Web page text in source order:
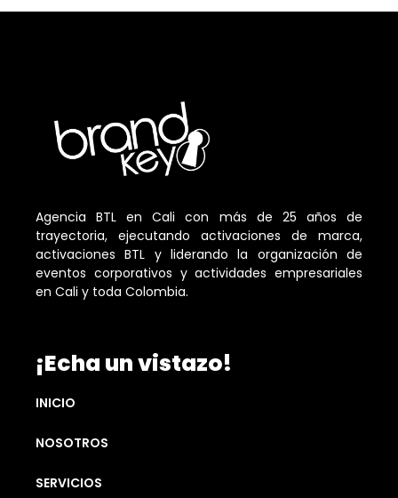
Agencia BTL en Cali con más de 25 años de
trayectoria, ejecutando activaciones de marca,
activaciones BTL y liderando la organización de
eventos corporativos y actividades empresariales
en Cali y toda Colombia.
¡Echa un vistazo!
INICIO
NOSOTROS
SERVICIOS